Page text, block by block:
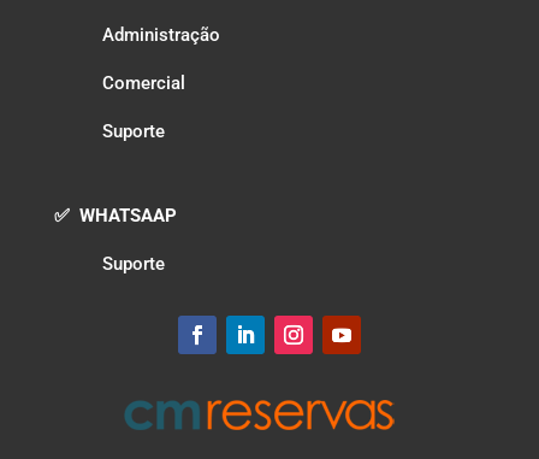
Administração
Comercial
Suporte
✅ WHATSAAP
Suporte